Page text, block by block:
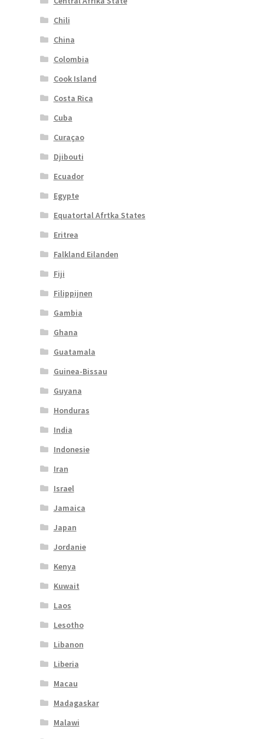
Chili
China
Colombia
Cook Island
Costa Rica
Cuba
Curaçao
Djibouti
Ecuador
Egypte
Equatortal Afrtka States
Eritrea
Falkland Eilanden
Fiji
Filippijnen
Gambia
Ghana
Guatamala
Guinea-Bissau
Guyana
Honduras
India
Indonesie
Iran
Israel
Jamaica
Japan
Jordanie
Kenya
Kuwait
Laos
Lesotho
Libanon
Liberia
Macau
Madagaskar
Malawi